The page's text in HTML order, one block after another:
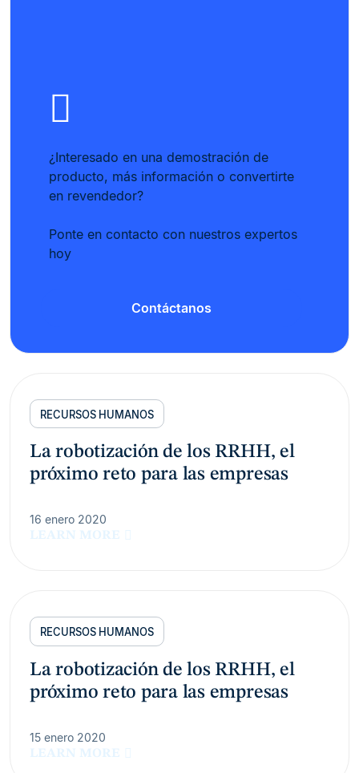
¿Interesado en una demostración de
producto, más información o convertirte
en revendedor?
Ponte en contacto con nuestros expertos
hoy
Contáctanos
RECURSOS HUMANOS
La robotización de los RRHH, el
próximo reto para las empresas
16 enero 2020
LEARN MORE
RECURSOS HUMANOS
La robotización de los RRHH, el
próximo reto para las empresas
15 enero 2020
LEARN MORE